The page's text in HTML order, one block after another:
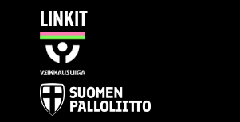
LINKIT